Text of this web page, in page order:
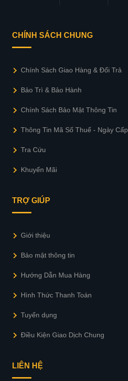
CHÍNH SÁCH CHUNG
Chính Sách Giao Hàng & Đổi Trả
Bảo Trì & Bảo Hành
Chính Sách Bảo Mật Thông Tin
Thông Tin Mã Số Thuế - Ngày Cấp
Tra Cứu
Khuyến Mãi
TRỢ GIÚP
Giới thiệu
Bảo mật thông tin
Hướng Dẫn Mua Hàng
Hình Thức Thanh Toán
Tuyển dụng
Điều Kiện Giao Dịch Chung
LIÊN HỆ